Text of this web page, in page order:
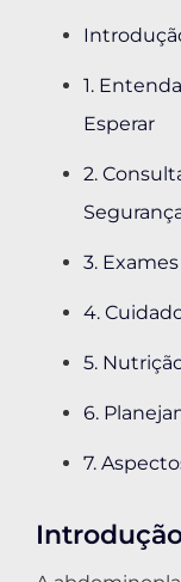
1.
Esperar
2.
3.
4.
5.
6.
7.